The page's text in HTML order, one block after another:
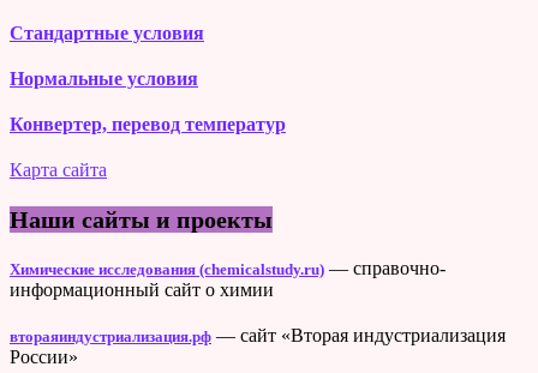
Стандартные условия
Нормальные условия
Конвертер, перевод температур
Карта сайта
Наши сайты и проекты
Химические исследования (chemicalstudy.ru) — справочно-
информационный сайт о химии
втораяиндустриализация.рф — сайт «Вторая индустриализация
России»